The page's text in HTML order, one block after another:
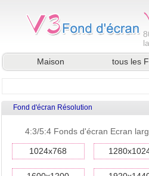
Maison
tous les
Fond d'écran Résolution
4:3/5:4 Fonds d'écran Ecran
1024x768